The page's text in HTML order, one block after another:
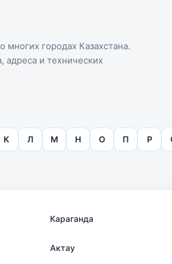
городах Казахстана.
адреса и технических
К Л М Н О П Р
Караганда
Актау